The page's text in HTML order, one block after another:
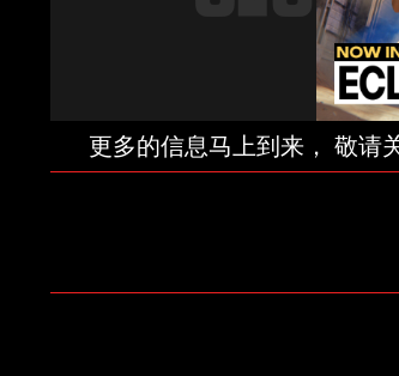
更多的信息马上到来， 敬请